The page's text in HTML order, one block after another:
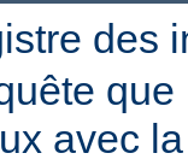
des
avec